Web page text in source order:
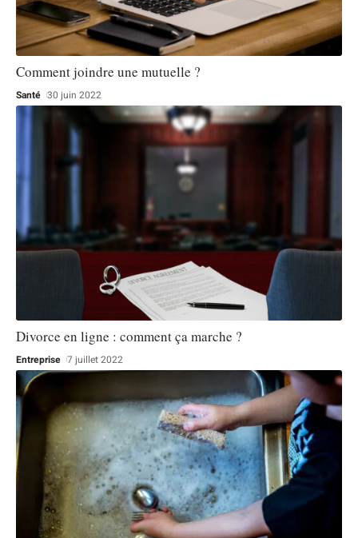
Comment joindre une mutuelle ?
Santé 30 juin 2022
Divorce en ligne : comment ça marche ?
Entreprise 7 juillet 2022